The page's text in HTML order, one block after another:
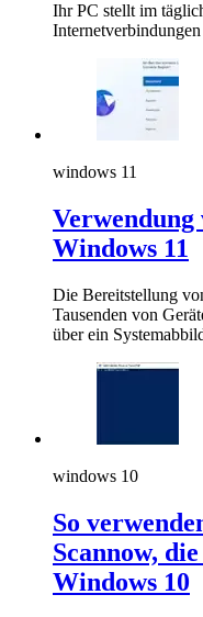
Ihr PC stellt im
Internetverbindungen
windows 11
Verwendung
Windows 11
Die Bereitstellung
Tausenden von
über ein
windows 10
So
Scannow,
Windows 10